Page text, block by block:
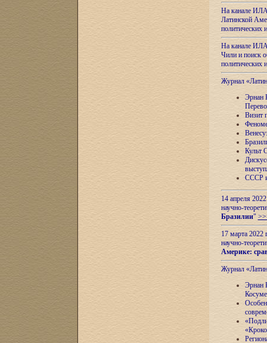
На канале
Латинской
На канале
Чили и поиск
Журнал
Эрнан
Визит
Культ
СССР и
14 апреля
научно-
Бразилии"
17 марта 2022
научно-
Америке:
Журнал
Эрнан